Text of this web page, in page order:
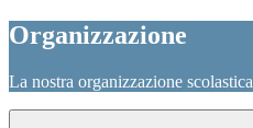
Organizzazione
La nostra organizzazione scolastica